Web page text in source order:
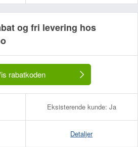
og fri levering hos
rabatkoden
Eksisterende kunde: Ja
Detaljer
offentliggjort):